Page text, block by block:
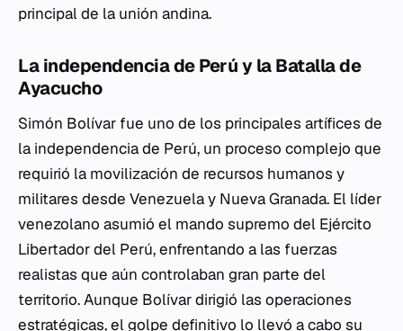
principal de la unión andina.
La independencia de Perú y la Batalla de
Ayacucho
Simón Bolívar fue uno de los principales artífices de
la independencia de Perú, un proceso complejo que
requirió la movilización de recursos humanos y
militares desde Venezuela y Nueva Granada. El líder
venezolano asumió el mando supremo del Ejército
Libertador del Perú, enfrentando a las fuerzas
realistas que aún controlaban gran parte del
territorio. Aunque Bolívar dirigió las operaciones
estratégicas, el golpe definitivo lo llevó a cabo su